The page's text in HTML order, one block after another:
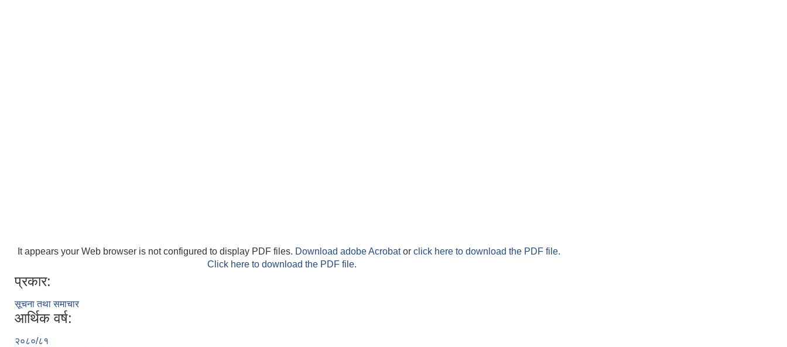
It appears your Web browser is not configured to display PDF files. Download adobe Acrobator click here to download the PDF file.
Click here to download the PDF file.
प्रकार:
सूचना तथा समाचार
आर्थिक वर्ष:
२०८०/८१